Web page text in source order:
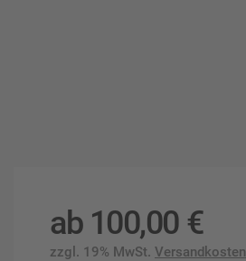
ab 100,00 €
zzgl. 19% MwSt. Versandkosten